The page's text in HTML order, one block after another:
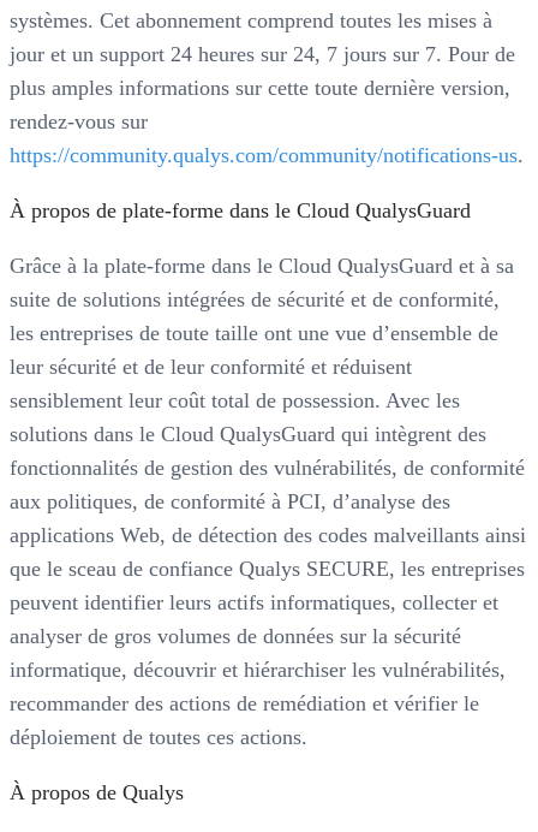
systèmes. Cet abonnement comprend toutes les mises à
jour et un support 24 heures sur 24, 7 jours sur 7. Pour de
plus amples informations sur cette toute dernière version,
rendez-vous sur
https://community.qualys.com/community/notifications-us.
À propos de plate-forme dans le Cloud QualysGuard
Grâce à la plate-forme dans le Cloud QualysGuard et à sa
suite de solutions intégrées de sécurité et de conformité,
les entreprises de toute taille ont une vue d’ensemble de
leur sécurité et de leur conformité et réduisent
sensiblement leur coût total de possession. Avec les
solutions dans le Cloud QualysGuard qui intègrent des
fonctionnalités de gestion des vulnérabilités, de conformité
aux politiques, de conformité à PCI, d’analyse des
applications Web, de détection des codes malveillants ainsi
que le sceau de confiance Qualys SECURE, les entreprises
peuvent identifier leurs actifs informatiques, collecter et
analyser de gros volumes de données sur la sécurité
informatique, découvrir et hiérarchiser les vulnérabilités,
recommander des actions de remédiation et vérifier le
déploiement de toutes ces actions.
À propos de Qualys